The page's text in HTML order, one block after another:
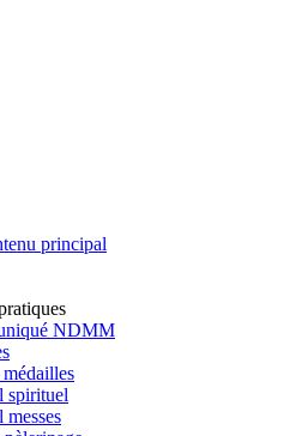
principal
NDMM
médailles
spirituel